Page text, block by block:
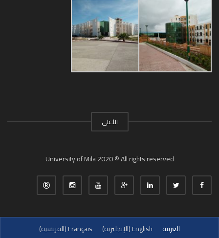
الأعلى
University of Mila 2020 ® All rights reserved
العربية English
(الإنجليزية)
Français
(الفرنسية)